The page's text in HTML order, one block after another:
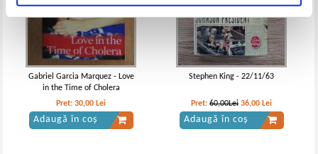
Gabriel Garcia Marquez - Love
in the Time of Cholera
Pret:30,00 Lei
Adaugă în coș
Stephen King - 22/11/63
Pret:60,00Lei 36,00 Lei
Adaugă în coș